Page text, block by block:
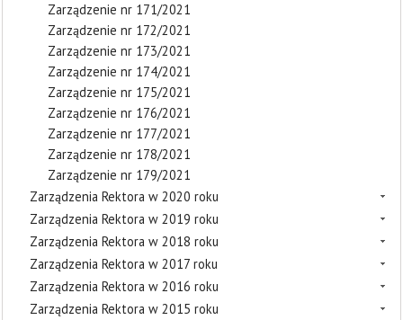
Zarządzenie nr 171/2021
Zarządzenie nr 172/2021
Zarządzenie nr 173/2021
Zarządzenie nr 174/2021
Zarządzenie nr 175/2021
Zarządzenie nr 176/2021
Zarządzenie nr 177/2021
Zarządzenie nr 178/2021
Zarządzenie nr 179/2021
Zarządzenia Rektora w 2020 roku
Zarządzenia Rektora w 2019 roku
Zarządzenia Rektora w 2018 roku
Zarządzenia Rektora w 2017 roku
Zarządzenia Rektora w 2016 roku
Zarządzenia Rektora w 2015 roku